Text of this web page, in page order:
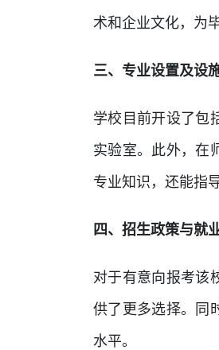
术和企业文化，为
三、专业设置及设
学校目前开设了包
实验室。此外，在
专业知识，还能指
四、招生政策与就
对于有意向报考该
供了更多选择。同
水平。